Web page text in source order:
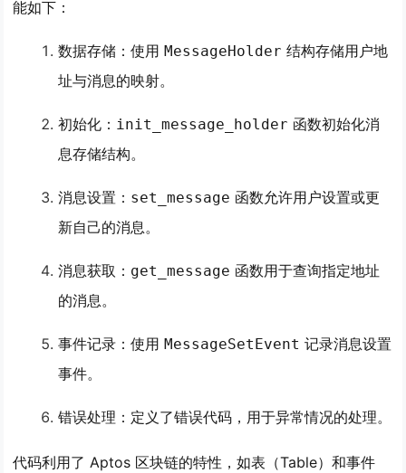
能如下：
数据存储：使用MessageHolder 结构存储用户地
址与消息的映射。
初始化： init_message_holder 函数初始化消
息存储结构。
消息设置： set_message 函数允许用户设置或更
新自己的消息。
消息获取： get_message 函数用于查询指定地址
的消息。
事件记录：使用MessageSetEvent 记录消息设置
事件。
错误处理：定义了错误代码，用于异常情况的处理。
代码利用了 Aptos 区块链的特性，如表（Table）和事件